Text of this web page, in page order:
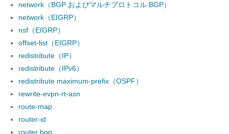
network（BGP およびマルチプロトコル BGP）
network（EIGRP）
nsf（EIGRP）
offset-list（EIGRP）
redistribute（IP）
redistribute（IPv6）
redistribute maximum-prefix（OSPF）
rewrite-evpn-rt-asn
route-map
router-id
router bgp